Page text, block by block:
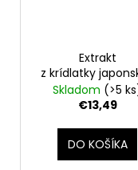
Extrakt
z krídlatky
Skladom (>5
€13,49
DO KOŠÍKA